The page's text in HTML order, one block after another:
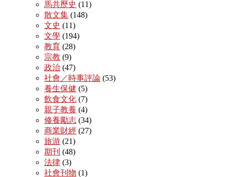
馬共歷史 (11)
散文集 (148)
文史 (11)
文學 (194)
教育 (28)
宗教 (9)
政治 (47)
社會／時事評論 (53)
養生保健 (5)
飲食文化 (7)
親子教養 (4)
修養勵志 (34)
商業財經 (27)
旅游 (21)
期刊 (48)
法律 (3)
社會刊物 (1)